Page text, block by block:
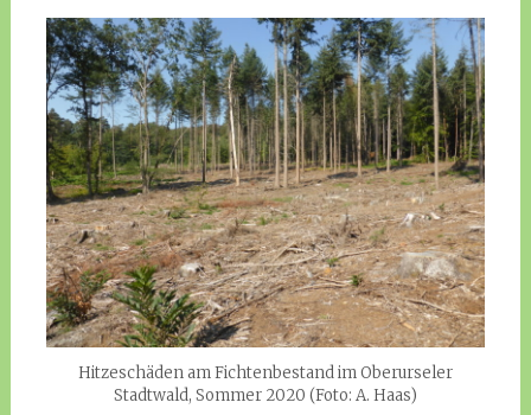
Hitzeschäden am Fichtenbestand im Oberurseler
Stadtwald, Sommer 2020 (Foto: A. Haas)